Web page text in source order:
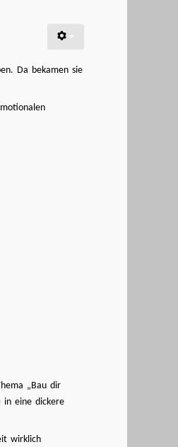
Da bekamen sie
„Bau dir
in eine dickere
wirklich